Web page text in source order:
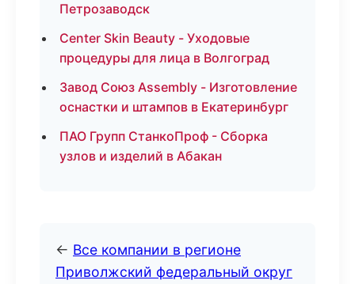
Петрозаводск
Center Skin Beauty - Уходовые
процедуры для лица в Волгоград
Завод Союз Assembly - Изготовление
оснастки и штампов в Екатеринбург
ПАО Групп СтанкоПроф - Сборка
узлов и изделий в Абакан
← Все компании в регионе
Приволжский федеральный округ